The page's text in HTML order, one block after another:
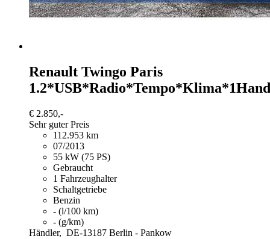
Renault Twingo Paris
€ 2.850,-
Sehr guter Preis
112.953 km
07/2013
55 kW (75 PS)
Gebraucht
1 Fahrzeughalter
Schaltgetriebe
Benzin
- (l/100 km)
- (g/km)
Händler, DE-13187 Berlin - Pankow